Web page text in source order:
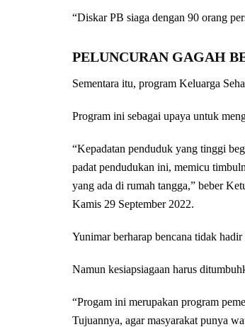
“Diskar PB siaga dengan 90 orang
PELUNCURAN GAGAH
Sementara itu, program Keluarga
Program ini sebagai upaya untuk
“Kepadatan penduduk yang tinggi
padat pendudukan ini, memicu
yang ada di rumah tangga,” beber
Kamis 29 September 2022.
Yunimar berharap bencana tidak
Namun kesiapsiagaan harus
“Progam ini merupakan program
Tujuannya, agar masyarakat punya